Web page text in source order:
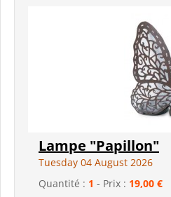
Lampe "Papillon"
Tuesday 04 August 2026
Quantité : 1 - Prix : 19,00 €